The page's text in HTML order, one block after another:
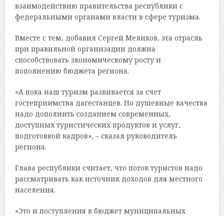
взаимодействию правительства республики с
федеральными органами власти в сфере туризма.
Вместе с тем, добавил Сергей Меликов, эта отрасль
при правильной организации должна
способствовать экономическому росту и
пополнению бюджета региона.
«А пока наш туризм развивается за счет
гостеприимства дагестанцев. Но душевные качества
надо дополнить созданием современных,
доступных туристических продуктов и услуг,
подготовкой кадров», – сказал руководитель
региона.
Глава республики считает, что поток туристов надо
рассматривать как источник доходов для местного
населения.
«Это и поступления в бюджет муниципальных